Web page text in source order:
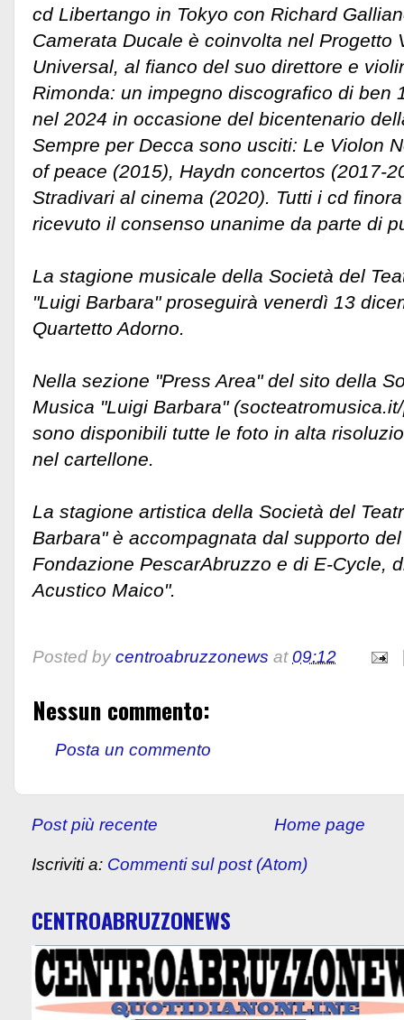
cd Libertango in Tokyo con Richard
Camerata Ducale è coinvolta nel Progetto
Universal, al fianco del suo direttore e
Rimonda: un impegno discografico di ben
nel 2024 in occasione del bicentenario
Sempre per Decca sono usciti: Le Violon
of peace (2015), Haydn concertos (2017-
Stradivari al cinema (2020). Tutti i cd
ricevuto il consenso unanime da parte di
La stagione musicale della Società del
"Luigi Barbara" proseguirà venerdì 13
Quartetto Adorno.
Nella sezione "Press Area" del sito della
Musica "Luigi Barbara"
sono disponibili tutte le foto in alta
nel cartellone.
La stagione artistica della Società del
Barbara" è accompagnata dal supporto
Fondazione PescarAbruzzo e di E-Cycle,
Acustico Maico".
Posted by centroabruzzonews at09:12
Nessun commento:
Posta un commento
Post più recente Home page
Iscriviti a: Commenti sul post (Atom)
CENTROABRUZZONEWS